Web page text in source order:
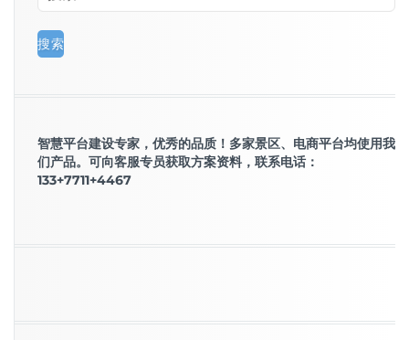
智慧平台建设专家，优秀的品质！多家景区、电商平台均使用我
们产品。可向客服专员获取方案资料，联系电话：
133+7711+4467